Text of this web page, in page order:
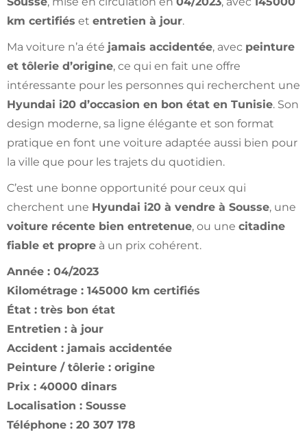
km certifiés et entretien à jour.
Ma voiture n’a été jamais accidentée, avec peinture
et tôlerie d’origine, ce qui en fait une offre
intéressante pour les personnes qui recherchent une
Hyundai i20 d’occasion en bon état en Tunisie. Son
design moderne, sa ligne élégante et son format
pratique en font une voiture adaptée aussi bien pour
la ville que pour les trajets du quotidien.
C’est une bonne opportunité pour ceux qui
cherchent une Hyundai i20 à vendre à Sousse, une
voiture récente bien entretenue, ou une citadine
fiable et propre à un prix cohérent.
Année : 04/2023
Kilométrage : 145000 km certifiés
État : très bon état
Entretien : à jour
Accident : jamais accidentée
Peinture / tôlerie : origine
Prix : 40000 dinars
Localisation : Sousse
Téléphone : 20 307 178